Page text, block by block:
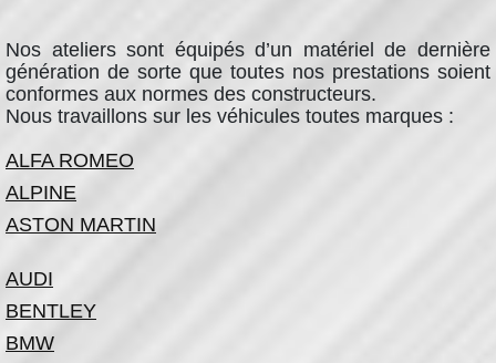
Nos ateliers sont équipés d’un matériel de dernière
génération de sorte que toutes nos prestations soient
conformes aux normes des constructeurs.
Nous travaillons sur les véhicules toutes marques :
ALFA ROMEO
ALPINE
ASTON MARTIN
AUDI
BENTLEY
BMW